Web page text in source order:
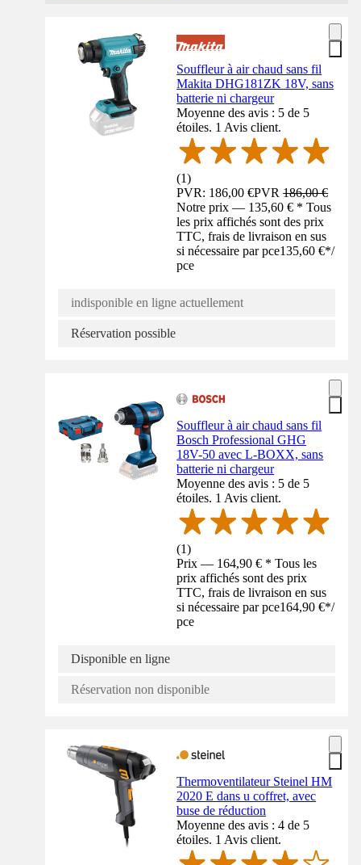
Souffleur à air chaud sans fil
Makita DHG181ZK 18V, sans
batterie ni chargeur
Moyenne des avis : 5 de 5
étoiles. 1 Avis client.
(1)
PVR: 186,00 €PVR186,00 €
Notre prix — 135,60 € * Tous
les prix affichés sont des prix
TTC, frais de livraison en sus
si nécessaire par pce135,60 €*/
pce
indisponible en ligne actuellement
Réservation possible
Souffleur à air chaud sans fil
Bosch Professional GHG
18V-50 avec L-BOXX, sans
batterie ni chargeur
Moyenne des avis : 5 de 5
étoiles. 1 Avis client.
(1)
Prix — 164,90 € * Tous les
prix affichés sont des prix
TTC, frais de livraison en sus
si nécessaire par pce164,90 €*/
pce
Disponible en ligne
Réservation non disponible
Thermoventilateur Steinel HM
2020 E dans u coffret, avec
buse de réduction
Moyenne des avis : 4 de 5
étoiles. 1 Avis client.